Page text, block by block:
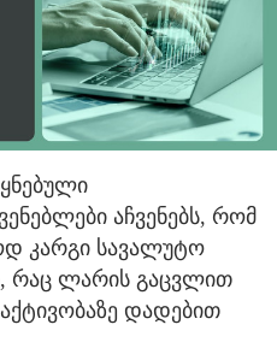
აჩვენებს, რომ
კარგი სავალუტო
რაც ლარის გაცვლით
დადებით